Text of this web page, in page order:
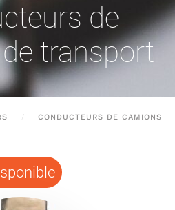
de
transport
CONDUCTEURS DE CAMIONS